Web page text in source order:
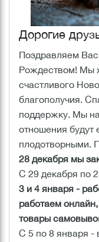
Дорогие
Поздравляем
Рождеством! Мы
счастливого
благополучия.
поддержку. Мы
отношения будут
плодотворными.
28 декабря мы
С 29 декабря по
3 и 4 января -
работаем
товары
С 5 по 8 января -